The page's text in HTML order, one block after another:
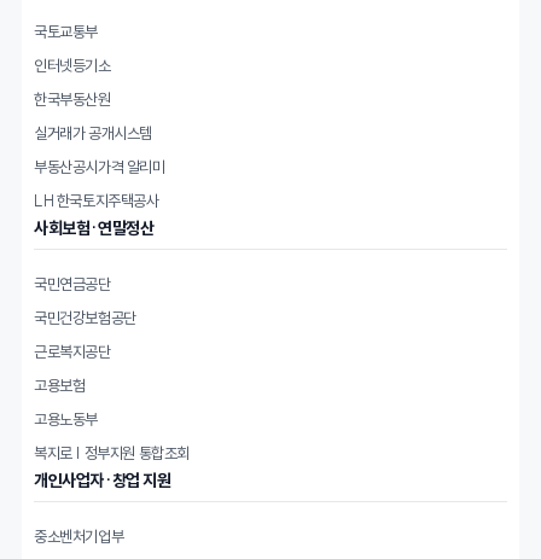
국토교통부
인터넷등기소
한국부동산원
실거래가 공개시스템
부동산공시가격 알리미
LH 한국토지주택공사
사회보험·연말정산
국민연금공단
국민건강보험공단
근로복지공단
고용보험
고용노동부
복지로 | 정부지원 통합조회
개인사업자·창업 지원
중소벤처기업부